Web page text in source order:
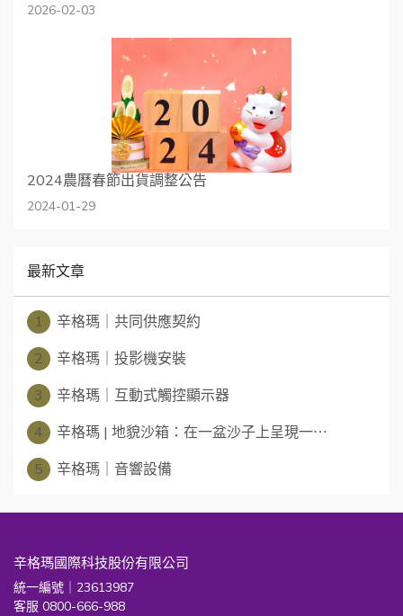
2026-02-03
2024農曆春節出貨調整公告
2024-01-29
最新文章
1
辛格瑪｜共同供應契約
2
辛格瑪｜投影機安裝
3
辛格瑪｜互動式觸控顯示器
4
辛格瑪 | 地貌沙箱：在一盆沙子上呈現一⋯
5
辛格瑪｜音響設備
辛格瑪國際科技股份有限公司
統一編號｜23613987
客服 0800-666-988